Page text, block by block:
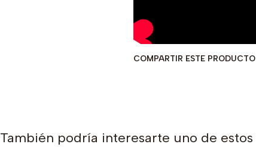
COMPARTIR ESTE PRODUCTO
También podría interesarte uno de estos